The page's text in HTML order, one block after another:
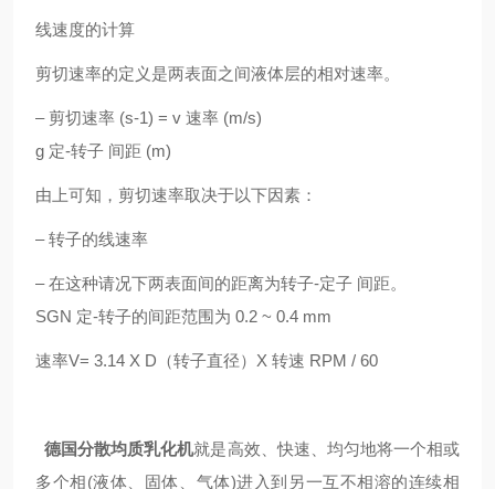
线速度的计算
剪切速率的定义是两表面之间液体层的相对速率。
– 剪切速率 (s-1) = v 速率 (m/s)
g 定-转子 间距 (m)
由上可知，剪切速率取决于以下因素：
– 转子的线速率
– 在这种请况下两表面间的距离为转子-定子 间距。
SGN 定-转子的间距范围为 0.2 ~ 0.4 mm
速率V= 3.14 X D（转子直径）X 转速 RPM / 60
德国分散均质乳化机就是高效、快速、均匀地将一个相或
多个相(液体、固体、气体)进入到另一互不相溶的连续相